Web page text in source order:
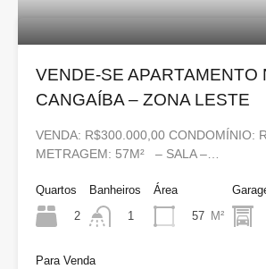
VENDE-SE APARTAMENTO
CANGAÍBA – ZONA LESTE
VENDA: R$300.000,00 CONDOMÍNIO:
METRAGEM: 57M² – SALA –…
Quartos
2
Banheiros
1
Área
57 M²
Para Venda